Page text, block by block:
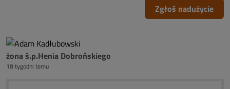
Zgłoś nadużycie
żona ś.p.Henia Dobrońskiego
18 tygodni temu